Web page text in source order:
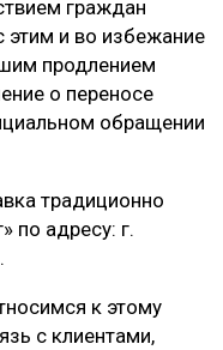
граждан
этим и во избежание
продлением
о переносе
обращении
традиционно
по адресу: г.
к этому
с клиентами,